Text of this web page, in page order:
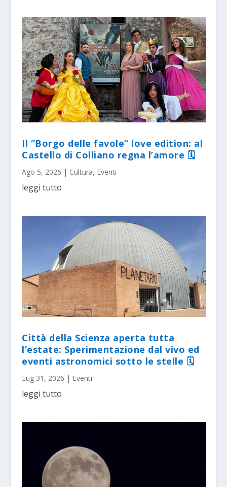
Il “Borgo delle favole” love edition: al
Castello di Colliano regna l’amore 🗓
Ago 5, 2026 | Cultura, Eventi
leggi tutto
Città della Scienza aperta tutta
l’estate: Sperimentazione dal vivo ed
eventi astronomici sotto le stelle 🗓
Lug 31, 2026 | Eventi
leggi tutto